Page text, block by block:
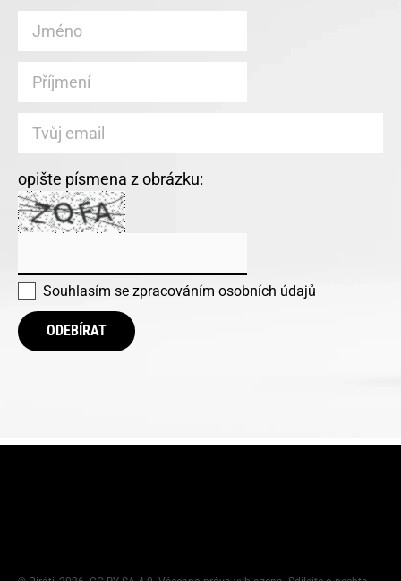
opište písmena z obrázku:
Souhlasím se zpracováním osobních údajů
ODEBÍRAT